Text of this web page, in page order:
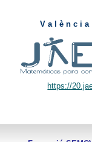
V a l è n c i
https://